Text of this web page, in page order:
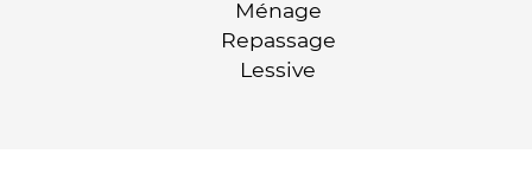
Ménage
Repassage
Lessive